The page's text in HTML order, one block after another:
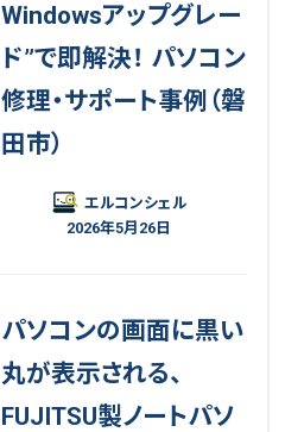
Windowsアップグレー
ド”で即解決！ パソコン
修理・サポート事例（磐
田市）
エルコンシェル
2026年5月26日
パソコンの画面に黒い
丸が表示される、
FUJITSU製ノートパソ